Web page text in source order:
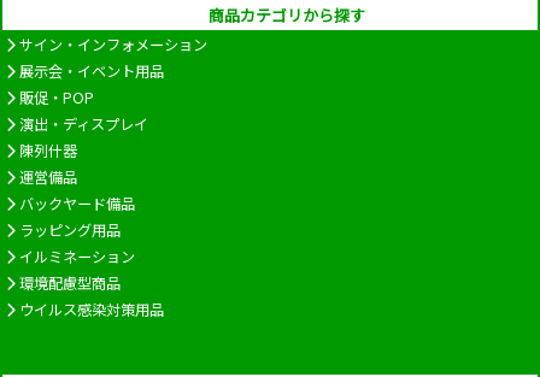
商品カテゴリから探す
サイン・インフォメーション
展示会・イベント用品
販促・POP
演出・ディスプレイ
陳列什器
運営備品
バックヤード備品
ラッピング用品
イルミネーション
環境配慮型商品
ウイルス感染対策用品